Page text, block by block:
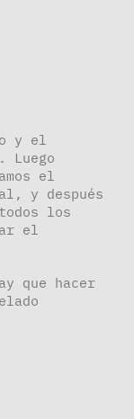
y el
Luego
el
y después
los
el
que hacer